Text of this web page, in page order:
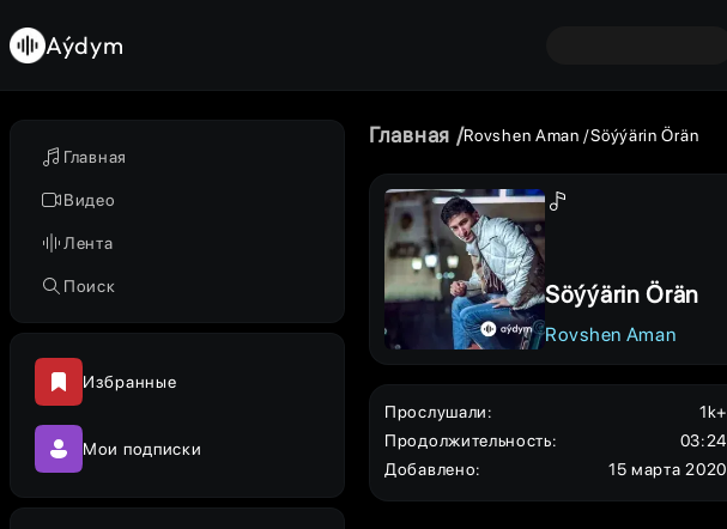
Главная
Видео
Лента
Поиск
Избранные
Мои подписки
Aýdym
Главная Rovshen Aman Söýýärin Örän
Söýýärin Örän
Rovshen Aman
Прослушали:
1k+
Продолжительность:
03:24
Добавлено: 15 марта 2020